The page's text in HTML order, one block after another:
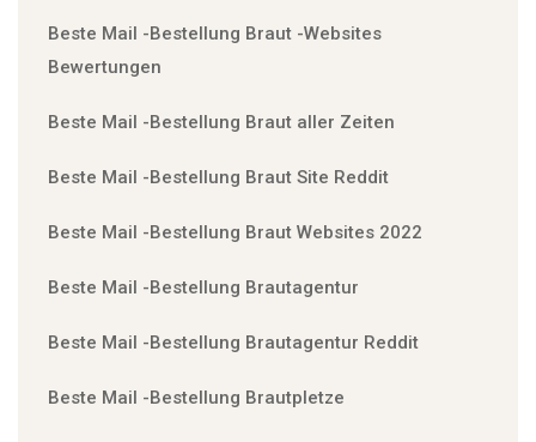
Beste Mail -Bestellung Braut -Websites
Bewertungen
Beste Mail -Bestellung Braut aller Zeiten
Beste Mail -Bestellung Braut Site Reddit
Beste Mail -Bestellung Braut Websites 2022
Beste Mail -Bestellung Brautagentur
Beste Mail -Bestellung Brautagentur Reddit
Beste Mail -Bestellung Brautpletze